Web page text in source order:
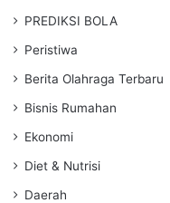
PREDIKSI BOLA
Peristiwa
Berita Olahraga Terbaru
Bisnis Rumahan
Ekonomi
Diet & Nutrisi
Daerah